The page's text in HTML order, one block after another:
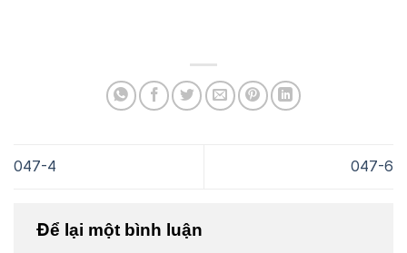
047-4 047-6
Để lại một bình luận